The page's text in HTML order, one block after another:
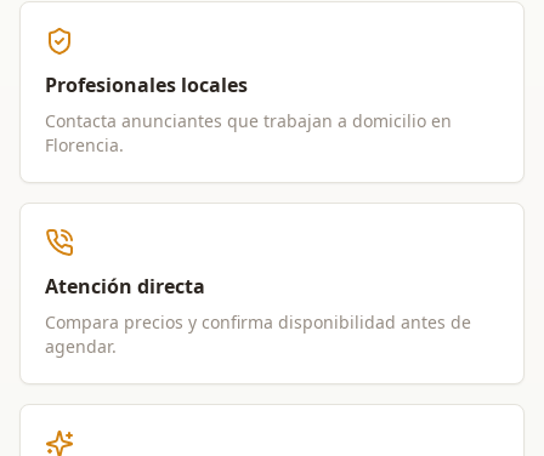
Profesionales locales
Contacta anunciantes que trabajan a domicilio en
Florencia.
Atención directa
Compara precios y confirma disponibilidad antes de
agendar.